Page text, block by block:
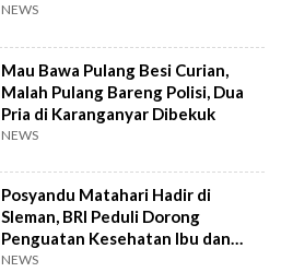
NEWS
Mau Bawa Pulang Besi Curian,
Malah Pulang Bareng Polisi, Dua
Pria di Karanganyar Dibekuk
NEWS
Posyandu Matahari Hadir di
Sleman, BRI Peduli Dorong
Penguatan Kesehatan Ibu dan
Anak
NEWS